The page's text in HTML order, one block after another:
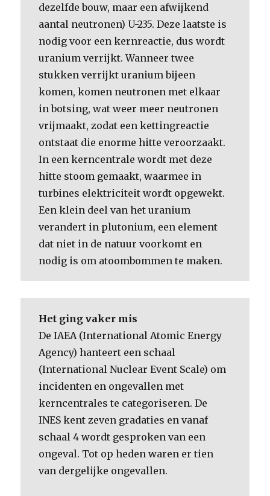
dezelfde bouw, maar een afwijkend
aantal neutronen) U-235. Deze laatste is
nodig voor een kernreactie, dus wordt
uranium verrijkt. Wanneer twee
stukken verrijkt uranium bijeen
komen, komen neutronen met elkaar
in botsing, wat weer meer neutronen
vrijmaakt, zodat een kettingreactie
ontstaat die enorme hitte veroorzaakt.
In een kerncentrale wordt met deze
hitte stoom gemaakt, waarmee in
turbines elektriciteit wordt opgewekt.
Een klein deel van het uranium
verandert in plutonium, een element
dat niet in de natuur voorkomt en
nodig is om atoombommen te maken.
Het ging vaker mis
De IAEA (International Atomic Energy
Agency) hanteert een schaal
(International Nuclear Event Scale) om
incidenten en ongevallen met
kerncentrales te categoriseren. De
INES kent zeven gradaties en vanaf
schaal 4 wordt gesproken van een
ongeval. Tot op heden waren er tien
van dergelijke ongevallen.